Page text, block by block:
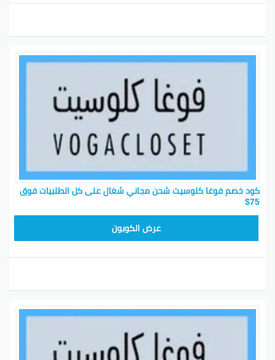
كود خصم فوغا كلوسيت شحن مجاني شغال على كل الطلبيات فوق
75$
عرض الكوبون